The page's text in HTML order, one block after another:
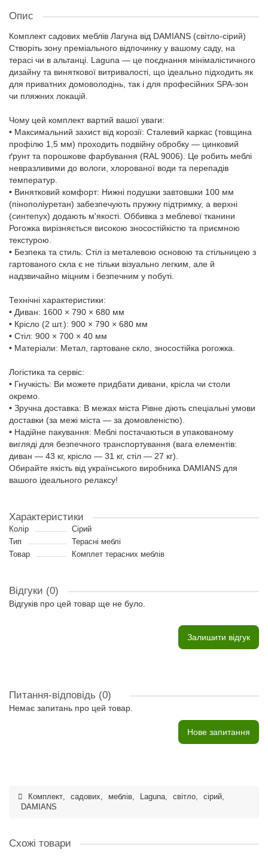
Опис
Комплект садових меблів Лагуна від DAMIANS (світло-сірий)
Створіть зону преміального відпочинку у вашому саду, на
терасі чи в альтанці. Laguna — це поєднання мінімалістичного
дизайну та виняткової витривалості, що ідеально підходить як
для приватних домоволодінь, так і для професійних SPA-зон
чи пляжних локацій.
Чому цей комплект вартий вашої уваги:
• Максимальний захист від корозії: Сталевий каркас (товщина
профілю 1,5 мм) проходить подвійну обробку — цинковий
ґрунт та порошкове фарбування (RAL 9006). Це робить меблі
невразливими до вологи, хлорованої води та перепадів
температур.
• Винятковий комфорт: Нижні подушки завтовшки 100 мм
(пінополіуретан) забезпечують пружну підтримку, а верхні
(синтепух) додають м'якості. Оббивка з меблевої тканини
Рогожка вирізняється високою зносостійкістю та приємною
текстурою.
• Безпека та стиль: Стіл із металевою основою та стільницею з
гартованого скла є не тільки візуально легким, але й
надзвичайно міцним і безпечним у побуті.
Технічні характеристики:
• Диван: 1600 × 790 × 680 мм
• Крісло (2 шт.): 900 × 790 × 680 мм
• Стіл: 900 × 700 × 40 мм
• Матеріали: Метал, гартоване скло, зносостійка рогожка.
Логістика та сервіс:
• Гнучкість: Ви можете придбати дивани, крісла чи столи
окремо.
• Зручна доставка: В межах міста Рівне діють спеціальні умови
доставки (за межі міста — за домовленістю).
• Надійне пакування: Меблі постачаються в упакованому
вигляді для безпечного транспортування (вага елементів:
диван — 43 кг, крісло — 31 кг, стіл — 27 кг).
Обирайте якість від українського виробника DAMIANS для
вашого ідеального релаксу!
Характеристики
Колір
Сірий
Тип
Терасні меблі
Товар
Комплет терасних меблів
Відгуки (0)
Відгуків про цей товар ще не було.
Залишити відгук
Питання-відповідь (0)
Немає запитань про цей товар.
Нове запитання
Комплект, садових, меблів, Laguna, світло, сірий,
DAMIANS
Схожі товари